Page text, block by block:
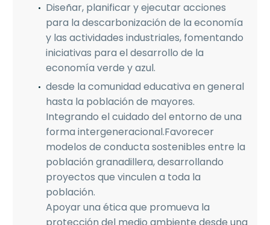
Diseñar, planificar y ejecutar acciones
para la descarbonización de la economía
y las actividades industriales, fomentando
iniciativas para el desarrollo de la
economía verde y azul.
desde la comunidad educativa en general
hasta la población de mayores.
Integrando el cuidado del entorno de una
forma intergeneracional.Favorecer
modelos de conducta sostenibles entre la
población granadillera, desarrollando
proyectos que vinculen a toda la
población.
Apoyar una ética que promueva la